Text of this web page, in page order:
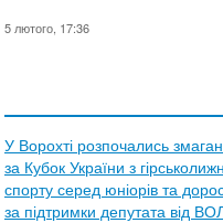
5 лютого, 17:36
У Ворохті розпочались
за Кубок України з
спорту серед юніорів та
за підтримки депутата від